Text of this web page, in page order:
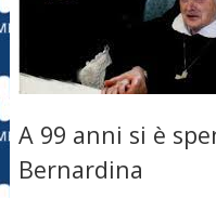
A 99 anni si è
Bernardina